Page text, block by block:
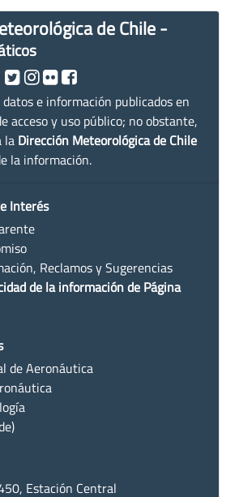
de Chile -
e información publicados en
acceso y uso público; no obstante,
la Dirección Meteorológica de Chile
la información.
Interés
Reclamos y Sugerencias
de la información de Página
de Aeronáutica
Estación Central